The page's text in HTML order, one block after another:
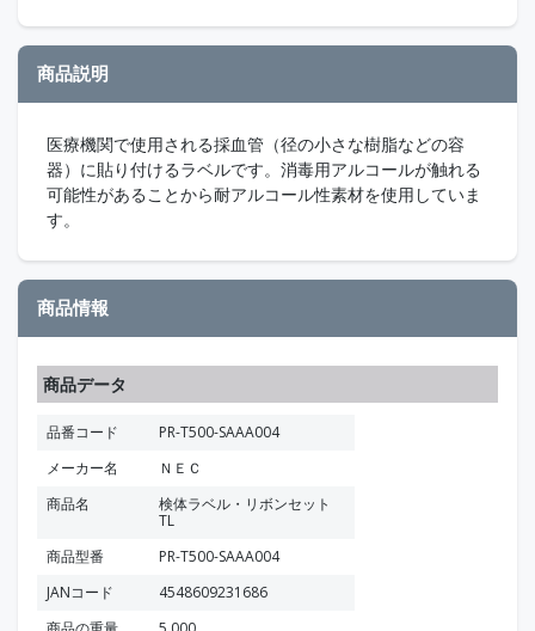
商品説明
医療機関で使用される採血管（径の小さな樹脂などの容
器）に貼り付けるラベルです。消毒用アルコールが触れる
可能性があることから耐アルコール性素材を使用していま
す。
商品情報
商品データ
品番コード
PR-T500-SAAA004
メーカー名
ＮＥＣ
商品名
検体ラベル・リボンセット
TL
商品型番
PR-T500-SAAA004
JANコード
4548609231686